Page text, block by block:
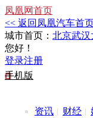
凤凰网首页
<< 返回凤凰汽车首
城市首页： 北京武汉
您好！
登录注册
手机版
资讯 财经